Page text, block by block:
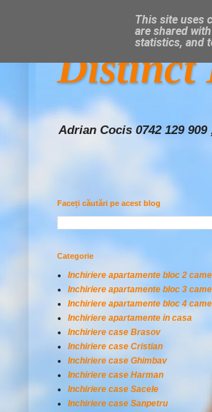
Distinct
Adrian Cocis 0742 129
Faceți căutări pe acest blog
Categorie
Inchiriere apartamente bloc 2
Inchiriere apartamente bloc 3
Inchiriere apartamente bloc 4
Inchiriere apartamente in casa
Inchiriere case Brasov
Inchiriere case Cristian
Inchiriere case Ghimbav
Inchiriere case Harman
Inchiriere case Sacele
Inchiriere case Sanpetru
This site uses
are shared
statistics, and